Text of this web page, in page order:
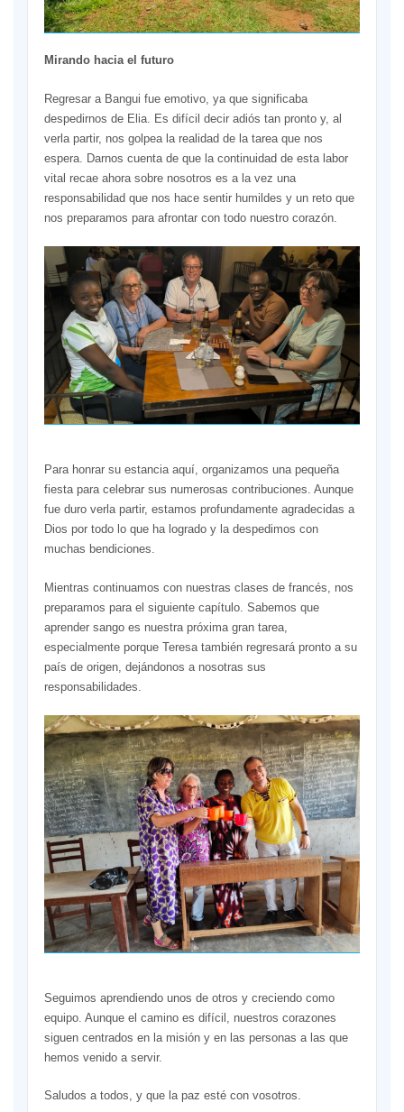
Mirando hacia el futuro
Regresar a Bangui fue emotivo, ya que significaba
despedirnos de Elia. Es difícil decir adiós tan pronto y, al
verla partir, nos golpea la realidad de la tarea que nos
espera. Darnos cuenta de que la continuidad de esta labor
vital recae ahora sobre nosotros es a la vez una
responsabilidad que nos hace sentir humildes y un reto que
nos preparamos para afrontar con todo nuestro corazón.
Para honrar su estancia aquí, organizamos una pequeña
fiesta para celebrar sus numerosas contribuciones. Aunque
fue duro verla partir, estamos profundamente agradecidas a
Dios por todo lo que ha logrado y la despedimos con
muchas bendiciones.
Mientras continuamos con nuestras clases de francés, nos
preparamos para el siguiente capítulo. Sabemos que
aprender sango es nuestra próxima gran tarea,
especialmente porque Teresa también regresará pronto a su
país de origen, dejándonos a nosotras sus
responsabilidades.
Seguimos aprendiendo unos de otros y creciendo como
equipo. Aunque el camino es difícil, nuestros corazones
siguen centrados en la misión y en las personas a las que
hemos venido a servir.
Saludos a todos, y que la paz esté con vosotros.